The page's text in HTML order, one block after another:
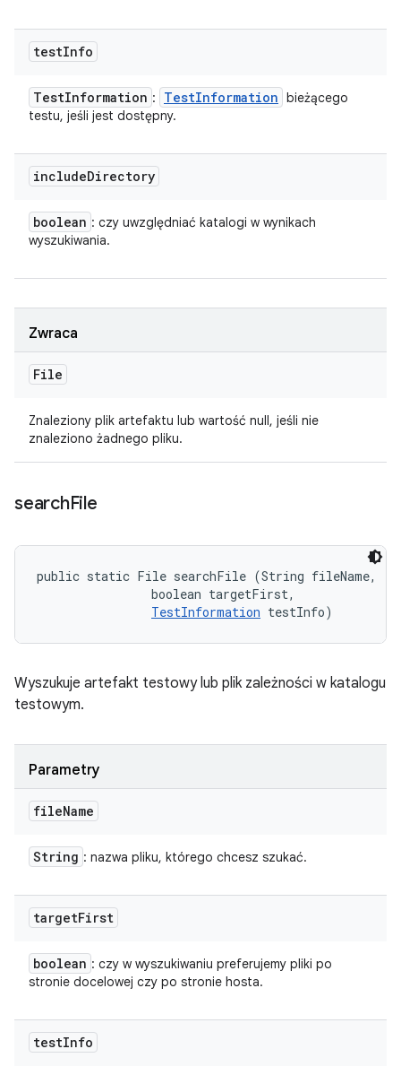
testInfo
TestInformation : TestInformation bieżącego
testu, jeśli jest dostępny.
includeDirectory
boolean : czy uwzględniać katalogi w wynikach
wyszukiwania.
Zwraca
File
Znaleziony plik artefaktu lub wartość null, jeśli nie
znaleziono żadnego pliku.
searchFile
public static File searchFile (String fileName,
                boolean targetFirst,
TestInformation testInfo)
Wyszukuje artefakt testowy lub plik zależności w katalogu
testowym.
Parametry
fileName
String : nazwa pliku, którego chcesz szukać.
targetFirst
boolean : czy w wyszukiwaniu preferujemy pliki po
stronie docelowej czy po stronie hosta.
testInfo